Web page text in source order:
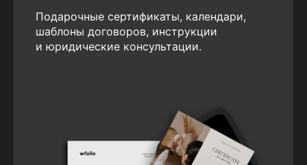
Подарочные сертификаты, календари,
шаблоны договоров, инструкции
и юридические консультации.